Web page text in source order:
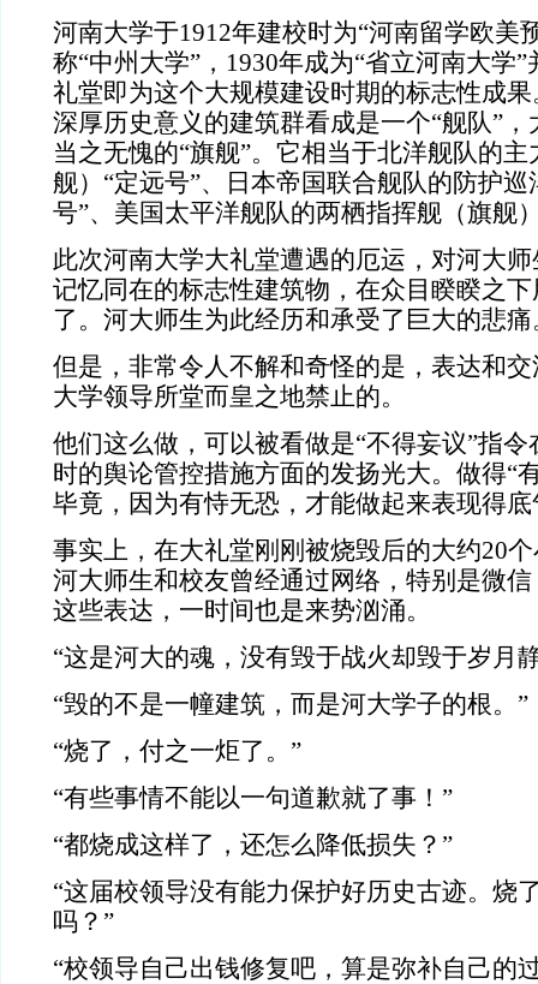
河南大学于1912年建校时为“河南留学欧美
称“中州大学”，1930年成为“省立河南大学
礼堂即为这个大规模建设时期的标志性成
深厚历史意义的建筑群看成是一个“舰队”
当之无愧的“旗舰”。它相当于北洋舰队的
舰）“定远号”、日本帝国联合舰队的防护巡
号”、美国太平洋舰队的两栖指挥舰（旗舰
此次河南大学大礼堂遭遇的厄运，对河大
记忆同在的标志性建筑物，在众目睽睽之
了。河大师生为此经历和承受了巨大的悲痛
但是，非常令人不解和奇怪的是，表达和
大学领导所堂而皇之地禁止的。
他们这么做，可以被看做是“不得妄议”指
时的舆论管控措施方面的发扬光大。做得“
毕竟，因为有恃无恐，才能做起来表现得
事实上，在大礼堂刚刚被烧毁后的大约20
河大师生和校友曾经通过网络，特别是微
这些表达，一时间也是来势汹涌。
“这是河大的魂，没有毁于战火却毁于岁月
“毁的不是一幢建筑，而是河大学子的根。”
“烧了，付之一炬了。”
“有些事情不能以一句道歉就了事！”
“都烧成这样了，还怎么降低损失？”
“这届校领导没有能力保护好历史古迹。烧
吗？”
“校领导自己出钱修复吧，算是弥补自己的